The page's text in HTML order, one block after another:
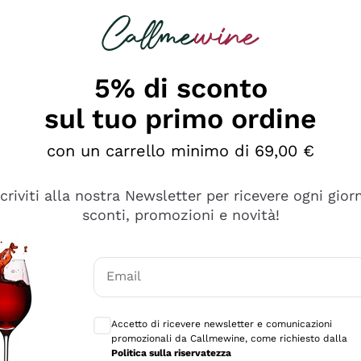
diversi e con un ampio range di prezzo. Le
5% di sconto
sul tuo primo ordine
con un carrello minimo di 69,00 €
alla nostra Newsletter per ricevere ogni
sconti, promozioni e novità!
Email
Accetto di ricevere newsletter e comunicazioni
promozionali da Callmewine, come richiesto dalla
Politica sulla riservatezza